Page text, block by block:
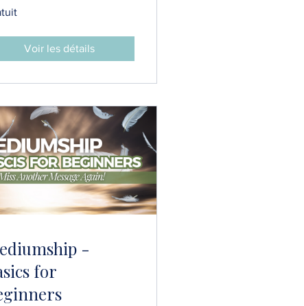
Voir les détails
-
for